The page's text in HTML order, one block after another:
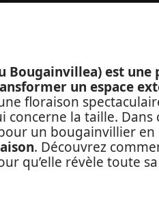
Bougainvillea) est
un espace
floraison
concerne la taille.
un bougainvillier
. Découvrez
qu’elle révèle toute